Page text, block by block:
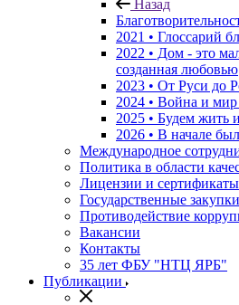
Назад
2021 • Глоссарий
2022 • Дом - это
созданная любовью
2023 • От Руси до
2024 • Война и
2025 • Будем жить
2026 • В начале
Международное
Политика в области
Лицензии и сертификаты
Государственные закупки
Противодействие
Вакансии
Контакты
35 лет ФБУ "НТЦ ЯРБ"
Публикации